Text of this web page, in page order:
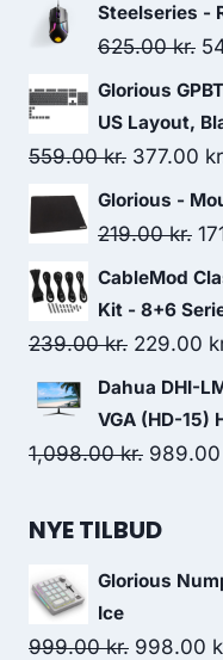
Steelseries -
625.00kr.
Glorious
US Layout,
559.00kr. Original
price
was:
377.00
Glorious -
219.00kr.
CableMod
Kit - 8+6
239.00kr. Original
price
was:
239.00
229.00
Dahua DHI-
VGA (HD-15)
1,098.00kr. Original
was:
989.00
NYE TILBUD
Glorious
Ice
999.00kr. Original
998.00